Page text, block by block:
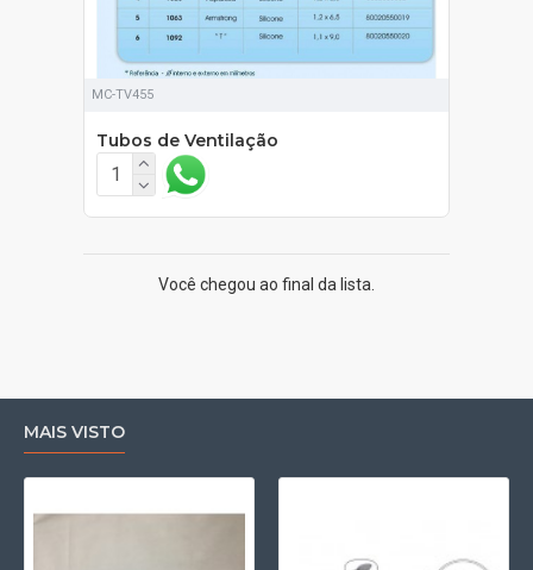
MC-TV455
Tubos de Ventilação
Você chegou ao final da lista.
MAIS VISTO